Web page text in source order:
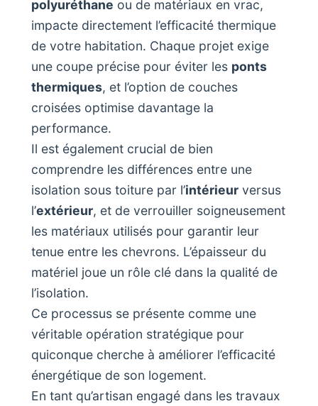
polyuréthane ou de matériaux en vrac,
impacte directement l’efficacité thermique
de votre habitation. Chaque projet exige
une coupe précise pour éviter les ponts
thermiques, et l’option de couches
croisées optimise davantage la
performance.
Il est également crucial de bien
comprendre les différences entre une
isolation sous toiture par l’intérieur versus
l’extérieur, et de verrouiller soigneusement
les matériaux utilisés pour garantir leur
tenue entre les chevrons. L’épaisseur du
matériel joue un rôle clé dans la qualité de
l’isolation.
Ce processus se présente comme une
véritable opération stratégique pour
quiconque cherche à améliorer l’efficacité
énergétique de son logement.
En tant qu’artisan engagé dans les travaux